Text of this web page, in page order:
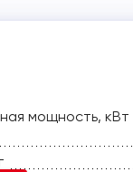
мощность, кВт